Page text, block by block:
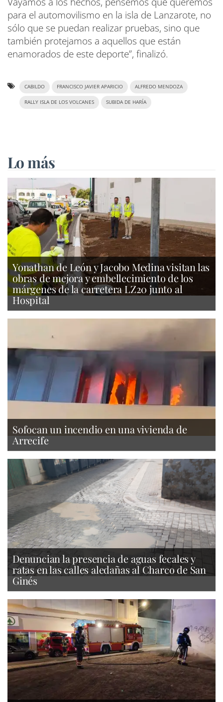
para el automovilismo en la isla de Lanzarote, no
sólo que se puedan realizar pruebas, sino que
también protejamos a aquellos que están
enamorados de este deporte”, finalizó.
CABILDO FRANCISCO JAVIER APARICIO ALFREDO MENDOZA
RALLY ISLA DE LOS VOLCANES SUBIDA DE HARÍA
Lo más
Yonathan de León y Jacobo Medina visitan las
obras de mejora y embellecimiento de los
márgenes de la carretera LZ20 junto al
Hospital
Sofocan un incendio en una vivienda de
Arrecife
Denuncian la presencia de aguas fecales y
ratas en las calles aledañas al Charco de San
Ginés